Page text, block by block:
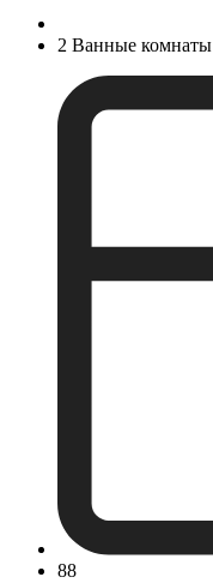
2 Ванные комнаты
88